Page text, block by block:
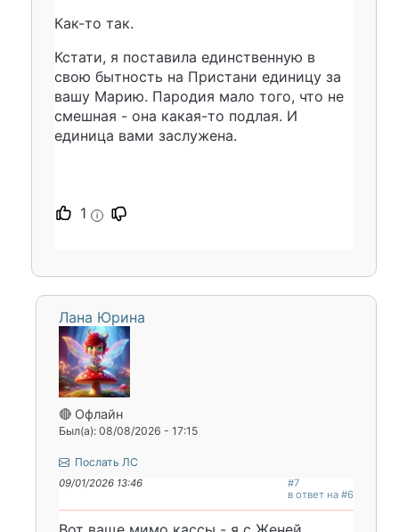
Как-то так.
Кстати, я поставила единственную в
свою бытность на Пристани единицу за
вашу Марию. Пародия мало того, что не
смешная - она какая-то подлая. И
единица вами заслужена.
1 i
Лана Юрина
🔴 Офлайн
Был(а): 08/08/2026 - 17:15
Послать ЛС
09/01/2026 13:46
#7
в ответ на #6